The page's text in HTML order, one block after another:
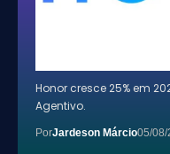
Honor cresce 25% em
Agentivo.
PorJardeson Márcio05/08/